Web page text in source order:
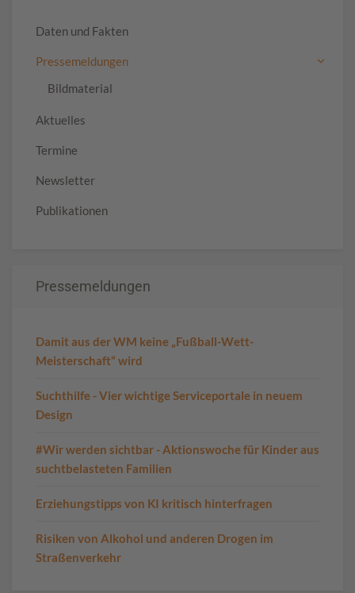
Daten und Fakten
Pressemeldungen
Bildmaterial
Aktuelles
Termine
Newsletter
Publikationen
Pressemeldungen
Damit aus der WM keine „Fußball-Wett-
Meisterschaft“ wird
Suchthilfe - Vier wichtige Serviceportale in neuem
Design
#Wir werden sichtbar - Aktionswoche für Kinder aus
suchtbelasteten Familien
Erziehungstipps von KI kritisch hinterfragen
Risiken von Alkohol und anderen Drogen im
Straßenverkehr